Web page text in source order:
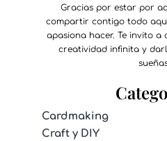
Gracias por estar por
compartir contigo todo
apasiona hacer. Te invito a
creatividad infinita y
Cardmaking
Craft y DIY